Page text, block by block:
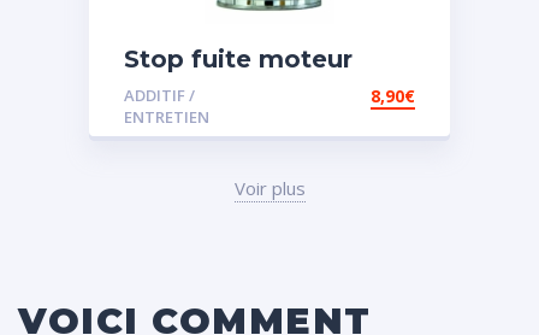
Stop fuite moteur
ADDITIF /
ENTRETIEN
8,90€
Voir plus
VOICI COMMENT